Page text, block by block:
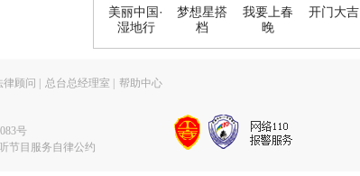
美丽中国·
湿地行
梦想星搭
档
我要上春
晚
开门大吉
律顾问 总台总经理室 帮助中心
号
节目服务自律公约